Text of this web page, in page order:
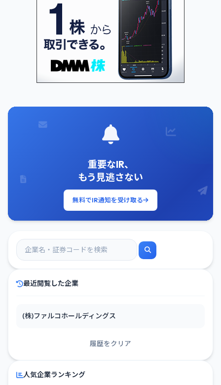
重要なIR、
もう見逃さない
無料でIR通知を受け取る
最近閲覧した企業
(株)ファルコホールディングス
履歴をクリア
人気企業ランキング